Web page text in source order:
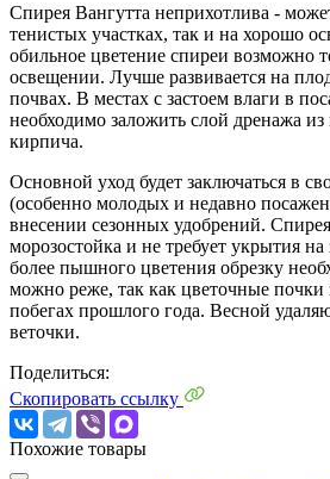
Спирея Вангутта неприхотлива -
тенистых участках, так и на хорошо
обильное цветение спиреи возможно
освещении. Лучше развивается на
почвах. В местах с застоем влаги в
необходимо заложить слой дренажа из
кирпича.
Основной уход будет заключаться в
(особенно молодых и недавно
внесении сезонных удобрений.
морозостойка и не требует укрытия
более пышного цветения обрезку
можно реже, так как цветочные почки
побегах прошлого года. Весной
веточки.
Поделиться:
Скопировать ссылку
Похожие товары